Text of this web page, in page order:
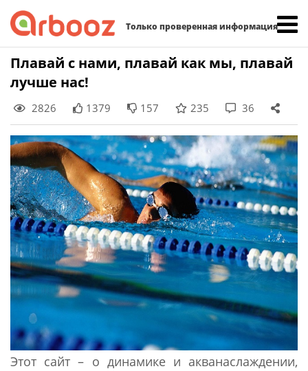
Только проверенная информация
Skip
content
Плавай с нами, плавай как мы, плавай
лучше нас!
2826 1379 157 235 36
Этот сайт – о динамике и акванаслаждении,
Найти: